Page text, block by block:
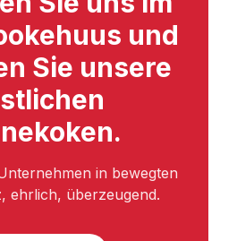
und
Sie unsere
in bewegten
ehrlich, überzeugend.